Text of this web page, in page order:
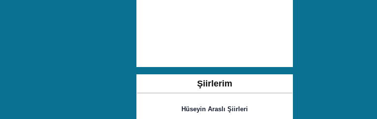
Şiirlerim
Hüseyin Araslı Şiirleri